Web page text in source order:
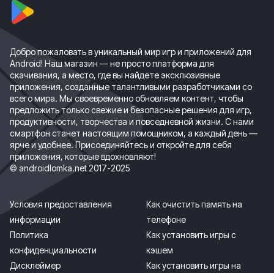
Добро пожаловать в уникальный мир игр и приложений для
Android! Наш магазин — не просто платформа для
скачивания, а место, где вы найдете эксклюзивные
приложения, созданные талантливыми разработчиками со
всего мира. Мы своевременно обновляем контент, чтобы
предложить только свежие и безопасные решения для игр,
продуктивности, творчества и повседневной жизни. С нами
смартфон станет настоящим помощником, а каждый день —
ярче и удобнее. Присоединяйтесь и откройте для себя
приложения, которые вдохновляют!
© androidlomka.net 2017-2025
Условия предоставления
информации
Политика
конфиденциальности
Дисклеймер
Как очистить память на
телефоне
Как установить игры с
кэшем
Как установить игры на